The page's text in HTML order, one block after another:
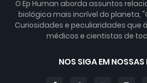
O Ep Human aborda assuntos
biológica mais incrível do planeta,
Curiosidades e peculiaridades que
médicos e cientistas de
NOS SIGA EM NOSSAS